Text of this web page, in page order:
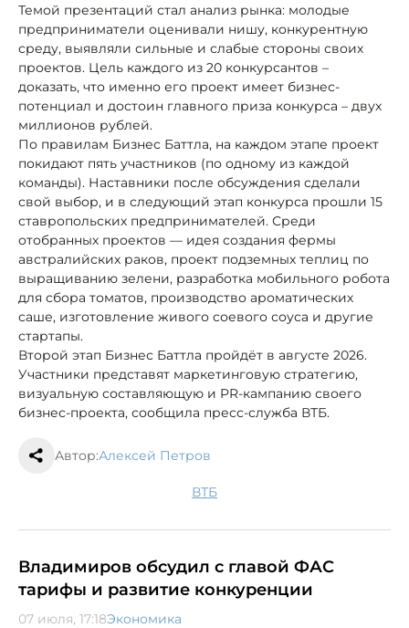
Темой презентаций стал анализ рынка: молодые
предприниматели оценивали нишу, конкурентную
среду, выявляли сильные и слабые стороны своих
проектов. Цель каждого из 20 конкурсантов –
доказать, что именно его проект имеет бизнес-
потенциал и достоин главного приза конкурса – двух
миллионов рублей.
По правилам Бизнес Баттла, на каждом этапе проект
покидают пять участников (по одному из каждой
команды). Наставники после обсуждения сделали
свой выбор, и в следующий этап конкурса прошли 15
ставропольских предпринимателей. Среди
отобранных проектов — идея создания фермы
австралийских раков, проект подземных теплиц по
выращиванию зелени, разработка мобильного робота
для сбора томатов, производство ароматических
саше, изготовление живого соевого соуса и другие
стартапы.
Второй этап Бизнес Баттла пройдёт в августе 2026.
Участники представят маркетинговую стратегию,
визуальную составляющую и PR-кампанию своего
бизнес-проекта, сообщила пресс-служба ВТБ.
Автор:Алексей Петров
ВТБ
Владимиров обсудил с главой ФАС
тарифы и развитие конкуренции
07 июля, 17:18Экономика